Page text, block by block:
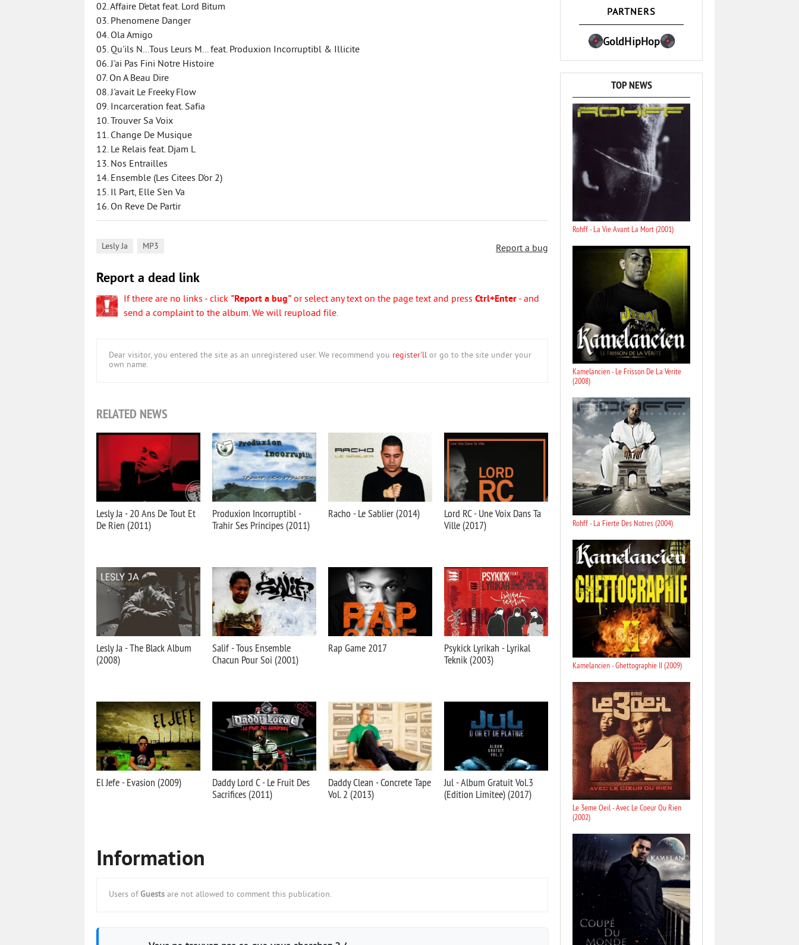
02. Affaire D'etat feat. Lord Bitum
03. Phenomene Danger
04. Ola Amigo
05. Qu'ils N...Tous Leurs M... feat. Produxion Incorruptibl & Illicite
06. J'ai Pas Fini Notre Histoire
07. On A Beau Dire
08. J'avait Le Freeky Flow
09. Incarceration feat. Safia
10. Trouver Sa Voix
11. Change De Musique
12. Le Relais feat. Djam L
13. Nos Entrailles
14. Ensemble (Les Citees D'or 2)
15. Il Part, Elle S'en Va
16. On Reve De Partir
Report a bug
Lesly Ja MP3
Report a dead link
If there are no links - click "Report a bug" or select any text on the page text and press Ctrl+Enter - and
send a complaint to the album. We will reupload file.
Dear visitor, you entered the site as an unregistered user. We recommend you register'll or go to the site under your
own name.
RELATED NEWS
Lesly Ja - 20 Ans De Tout Et
De Rien (2011)
Produxion Incorruptibl -
Trahir Ses Principes (2011)
Racho - Le Sablier (2014)
Lord RC - Une Voix Dans Ta
Ville (2017)
Lesly Ja - The Black Album
(2008)
Salif - Tous Ensemble
Chacun Pour Soi (2001)
Rap Game 2017
Psykick Lyrikah - Lyrikal
Teknik (2003)
El Jefe - Evasion (2009)
Daddy Lord C - Le Fruit Des
Sacrifices (2011)
Daddy Clean - Concrete Tape
Vol. 2 (2013)
Jul - Album Gratuit Vol.3
(Edition Limitee) (2017)
Information
Users of Guests are not allowed to comment this publication.
PARTNERS
GoldHipHop
TOP NEWS
Rohff - La Vie Avant La Mort (2001)
Kamelancien - Le Frisson De La Verite
(2008)
Rohff - La Fierte Des Notres (2004)
Kamelancien - Ghettographie II (2009)
Le 3eme Oeil - Avec Le Coeur Ou Rien
(2002)